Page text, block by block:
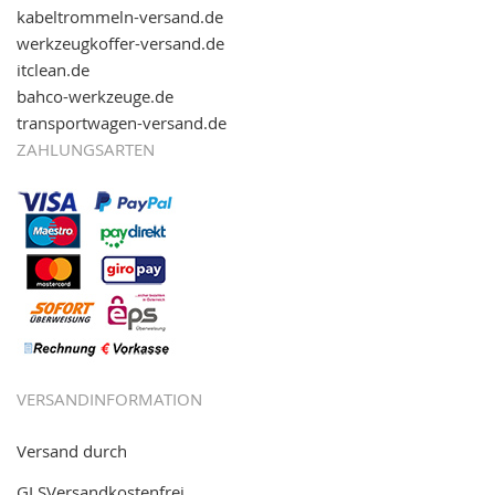
kabeltrommeln-versand.de
werkzeugkoffer-versand.de
itclean.de
bahco-werkzeuge.de
transportwagen-versand.de
ZAHLUNGSARTEN
VERSANDINFORMATION
Versand durch